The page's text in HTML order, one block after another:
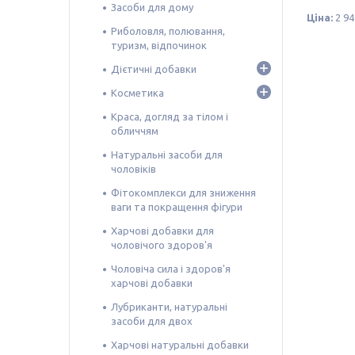
Ціна: 2
Засоби для дому
Риболовля, полювання,
туризм, відпочинок
Дієтичні добавки
Косметика
Краса, догляд за тілом і
обличчям
Натуральні засоби для
чоловіків
Фітокомплекси для зниження
ваги та покращення фігури
Харчові добавки для
чоловічого здоров'я
Чоловіча сила і здоров'я
харчові добавки
Лубриканти, натуральні
засоби для двох
Харчові натуральні добавки